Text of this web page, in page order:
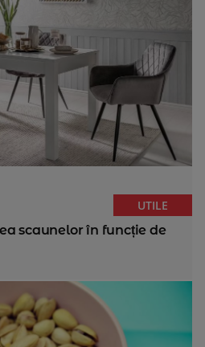
UTILE
scaunelor în funcție de